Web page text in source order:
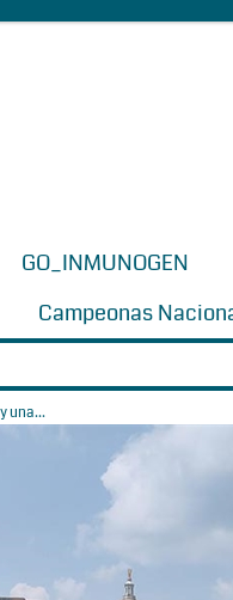
GO_INMUNOGEN
Campeonas
una...